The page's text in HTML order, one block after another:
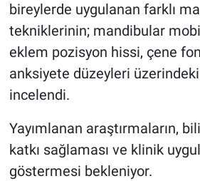
bireylerde uygulanan farklı
tekniklerinin; mandibular
eklem pozisyon hissi, çene
anksiyete düzeyleri
incelendi.
Yayımlanan araştırmaların,
katkı sağlaması ve klinik
göstermesi bekleniyor.